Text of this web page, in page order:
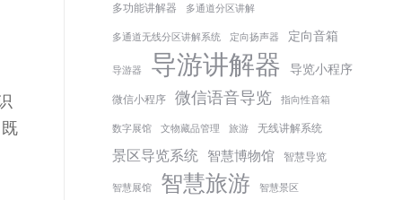
多功能讲解器 多通道分区讲解
多通道无线分区讲解系统 定向扬声器 定向音箱
导游器 导游讲解器 导览小程序
微信小程序 微信语音导览 指向性音箱
数字展馆 文物藏品管理 旅游 无线讲解系统
景区导览系统 智慧博物馆 智慧导览
智慧展馆 智慧旅游 智慧景区